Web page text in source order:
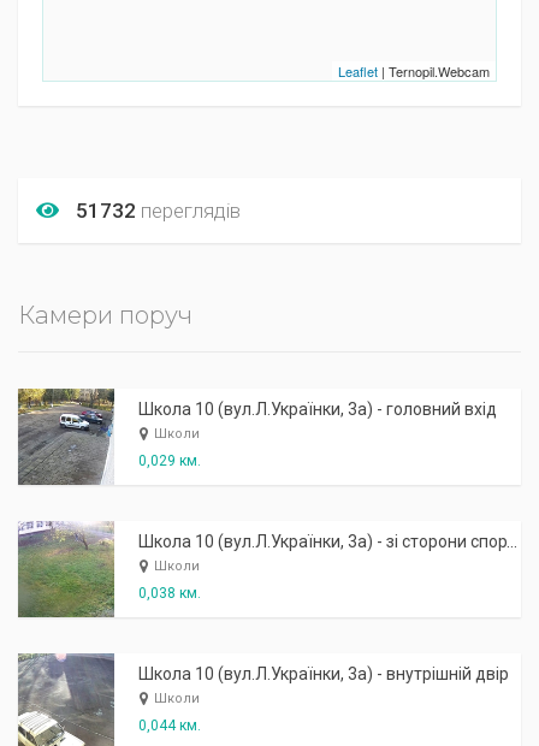
Leaflet | Ternopil.Webcam
51732 переглядів
Камери поруч
Школа 10 (вул.Л.Українки, 3а) - головний вхід
Школи
0,029 км.
Школи
0,038 км.
Школа 10 (вул.Л.Українки, 3а) - внутрішній двір
Школи
0,044 км.